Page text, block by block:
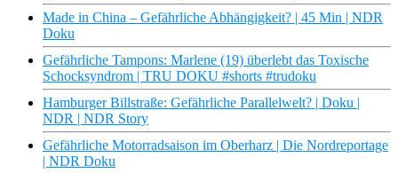
Made in China – Gefährliche Abhängigkeit? | 45 Min | NDR
Doku
Gefährliche Tampons: Marlene (19) überlebt das Toxische
Schocksyndrom | TRU DOKU #shorts #trudoku
Hamburger Billstraße: Gefährliche Parallelwelt? | Doku |
NDR | NDR Story
Gefährliche Motorradsaison im Oberharz | Die Nordreportage
| NDR Doku